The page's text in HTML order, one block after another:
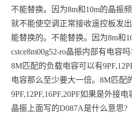
不能替换。因为8m和10m的晶振
就不能使空调正常接收遥控板发
能替换的。不能替换。因为8m和
cstce8m00g52-ro晶振内部有电容吗
8M匹配的负载电容可以有
电容那么至少要大一倍。8M匹配
9PF,12PF,16PF,20PF如果是外接
晶振上面写的D087A是什么意思?